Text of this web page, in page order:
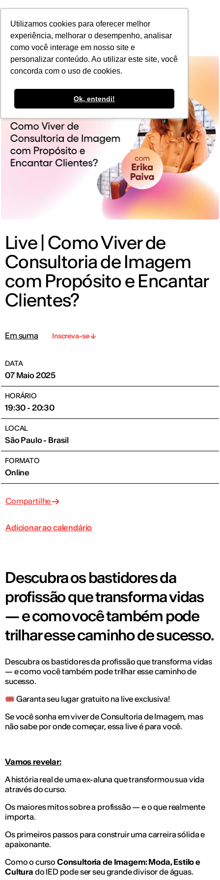
Utilizamos cookies para oferecer melhor
experiência, melhorar o desempenho, analisar
como você interage em nosso site e
personalizar conteúdo. Ao utilizar este site, você
concorda com o uso de cookies.
Ok, entendi!
POR
Live | Como Viver de
Consultoria de Imagem
com Propósito e Encantar
Clientes?
Em suma Inscreva-se
DATA
07 Maio 2025
HORÁRIO
19:30 - 20:30
LOCAL
São Paulo - Brasil
FORMATO
Online
Compartilhe
Adicionar ao calendário
Descubra os bastidores da
profissão que transforma vidas
— e como você também pode
trilhar esse caminho de sucesso.
Descubra os bastidores da profissão que transforma vidas
— e como você também pode trilhar esse caminho de
sucesso.
🎟️ Garanta seu lugar gratuito na live exclusiva!
Se você sonha em viver de Consultoria de Imagem, mas
não sabe por onde começar, essa live é para você.
Vamos revelar:
A história real de uma ex-aluna que transformou sua vida
através do curso.
Os maiores mitos sobre a profissão — e o que realmente
importa.
Os primeiros passos para construir uma carreira sólida e
apaixonante.
Como o curso Consultoria de Imagem: Moda, Estilo e
Cultura do IED pode ser seu grande divisor de águas.